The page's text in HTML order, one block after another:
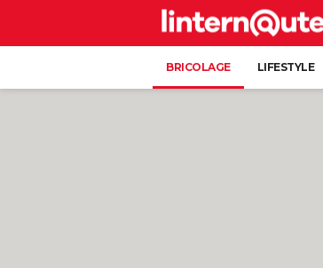
BRICOLAGE LIFESTYLE